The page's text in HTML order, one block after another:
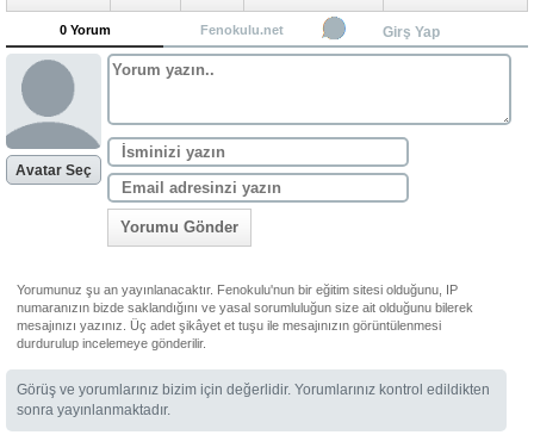
0 Yorum Fenokulu.net Girş Yap
Avatar Seç
Yorumu Gönder
Yorumunuz şu an yayınlanacaktır. Fenokulu'nun bir eğitim sitesi olduğunu, IP
numaranızın bizde saklandığını ve yasal sorumluluğun size ait olduğunu bilerek
mesajınızı yazınız. Üç adet şikâyet et tuşu ile mesajınızın görüntülenmesi
durdurulup incelemeye gönderilir.
Görüş ve yorumlarınız bizim için değerlidir. Yorumlarınız kontrol edildikten
sonra yayınlanmaktadır.